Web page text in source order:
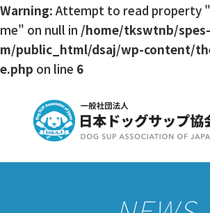
Warning: Attempt to read property
me" on null in /home/tkswtnb/
m/public_html/dsaj/wp-content/
e.php on line 6
入会・更新
公認スクール・インストラクター